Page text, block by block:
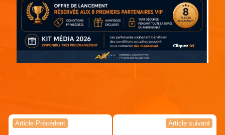
Navigation
Article Précédent Article suivant